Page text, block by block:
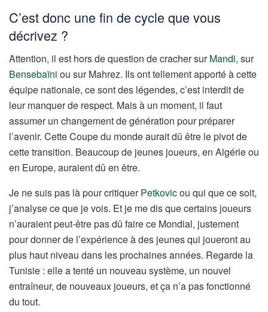
C’est donc une fin de cycle que vous
décrivez ?
Attention, il est hors de question de cracher surMandi, sur
Bensebaïni ou sur Mahrez. Ils ont tellement apporté à cette
équipe nationale, ce sont des légendes, c’est interdit de
leur manquer de respect. Mais à un moment, il faut
assumer un changement de génération pour préparer
l’avenir. Cette Coupe du monde aurait dû être le pivot de
cette transition. Beaucoup de jeunes joueurs, en Algérie ou
en Europe, auraient dû en être.
Je ne suis pas là pour critiquerPetkovicou qui que ce soit,
j’analyse ce que je vois. Et je me dis que certains joueurs
n’auraient peut-être pas dû faire ce Mondial, justement
pour donner de l’expérience à des jeunes qui joueront au
plus haut niveau dans les prochaines années. Regarde la
Tunisie : elle a tenté un nouveau système, un nouvel
entraîneur, de nouveaux joueurs, et ça n’a pas fonctionné
du tout.